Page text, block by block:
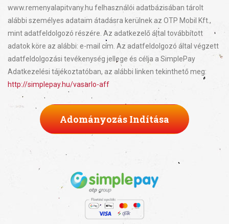
www.remenyalapitvany.hu felhasználói adatbázisában tárolt
alábbi személyes adataim átadásra kerülnek az OTP Mobil Kft.,
mint adatfeldolgozó részére. Az adatkezelő által továbbított
adatok köre az alábbi: e-mail cím. Az adatfeldolgozó által végzett
adatfeldolgozási tevékenység jellege és célja a SimplePay
Adatkezelési tájékoztatóban, az alábbi linken tekinthető meg:
http://simplepay.hu/vasarlo-aff
Adományozás Indítása